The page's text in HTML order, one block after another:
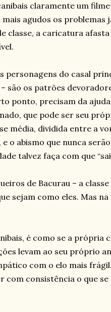
claramente um
agudos os problemas
classe, a caricatura
personagens do casal
são os patrões
ponto, precisam da ajuda
que pode ser seu
média, dividida entre a
o abismo que nunca
talvez faça com que
de Bacurau – a classe
sejam como eles. Mas
é como se a própria
levam ao seu próprio
com o elo mais
com consistência o que